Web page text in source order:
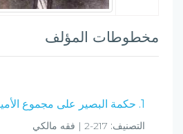
مخطوطات المؤلف
1. حكمة البصير على مجموع الأمير
التصنيف: